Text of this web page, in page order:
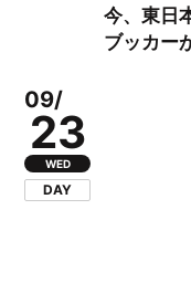
今、東日
ブッカー
09/
23
WED
DAY